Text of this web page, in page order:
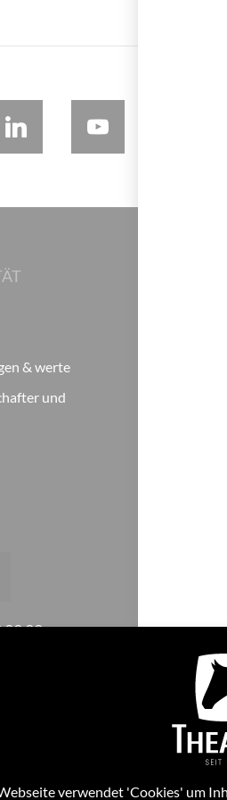
& werte
und
22 22
verwendet 'Cookies' um